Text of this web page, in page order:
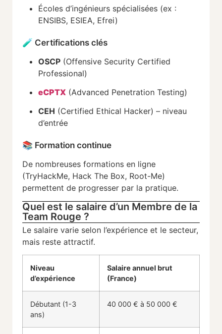
Écoles d’ingénieurs spécialisées (ex :
ENSIBS, ESIEA, Efrei)
🧪 Certifications clés
OSCP (Offensive Security Certified
Professional)
eCPTX (Advanced Penetration Testing)
CEH (Certified Ethical Hacker) – niveau
d’entrée
📚 Formation continue
De nombreuses formations en ligne
(TryHackMe, Hack The Box, Root-Me)
permettent de progresser par la pratique.
Quel est le salaire d’un Membre de la
Team Rouge ?
Le salaire varie selon l’expérience et le secteur,
mais reste attractif.
Niveau
d’expérience
Salaire annuel brut
(France)
Débutant (1-3
ans)
40 000 € à 50 000 €